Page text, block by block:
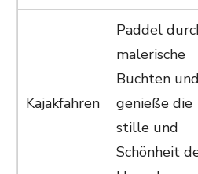
Kajakfahren
Paddel
malerische
Buchten und
genieße die
stille und
Schönheit